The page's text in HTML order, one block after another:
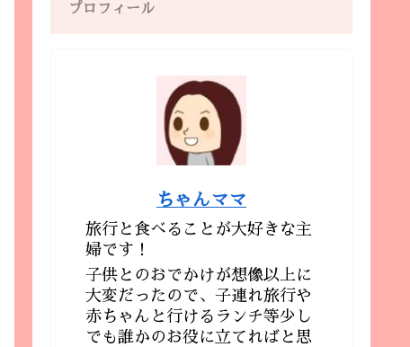
プロフィール
ちゃんママ
旅行と食べることが大好きな主
婦です！
子供とのおでかけが想像以上に
大変だったので、子連れ旅行や
赤ちゃんと行けるランチ等少し
でも誰かのお役に立てればと思